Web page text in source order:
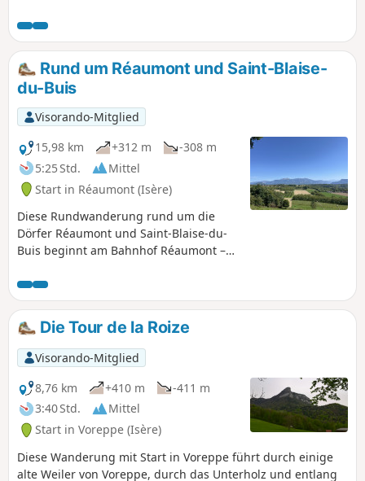
Gewerbegebiet Talamud hinabführt und über Wiesen und
Nussbaumhaine zum Ausgangspunkt zurückkehrt.
Rund um Réaumont und Saint-Blaise-
du-Buis
Visorando-Mitglied
15,98 km
+312 m
-308 m
5:25 Std.
Mittel
Start in Réaumont (Isère)
Diese Rundwanderung rund um die
Dörfer Réaumont und Saint-Blaise-du-
Buis beginnt am Bahnhof Réaumont –
Blaise und La Murette bergauf, durch
Wiesen und Walnusshaine, umgeht
dann Saint-Blaise im Norden, führt im
Westen wieder hinunter und endet in
der friedlichen Landschaft des Plateau
du Bessey.
Die Tour de la Roize
Visorando-Mitglied
8,76 km
+410 m
-411 m
3:40 Std.
Mittel
Start in Voreppe (Isère)
Diese Wanderung mit Start in Voreppe führt durch einige
alte Weiler von Voreppe, durch das Unterholz und entlang